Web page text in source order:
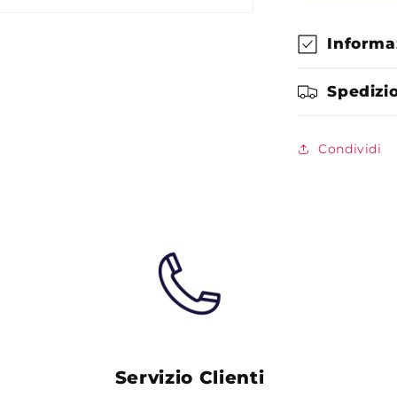
lenti
Condividi
Servizio Clienti